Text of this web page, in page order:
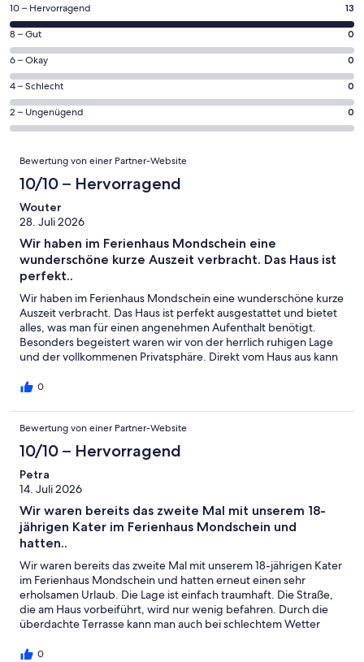
einem
neuen
Fenster
geöffnet
13
von
insgesamt
13
Gästebewertungen
haben
eine
Bewertung
10
10 – Hervorragend 13
0
von
insgesamt
13
Gästebewertungen
haben
Bewertung
Gut
8 – Gut 0
0
von
insgesamt
13
Gästebewertungen
eine
Bewertung
Okay
6 – Okay 0
0
von
insgesamt
Gästebewertungen
eine
Bewertung
von
Schlecht
4 – Schlecht 0
0
von
Gästebewertungen
eine
von
Ungenügend
2 – Ungenügend 0
Bewertungen
Bewertung von einer Partner-Website
10/10 – Hervorragend
Wouter
28. Juli 2026
Wir haben im Ferienhaus Mondschein eine
wunderschöne kurze Auszeit verbracht. Das Haus ist
perfekt..
Wir haben im Ferienhaus Mondschein eine wunderschöne kurze
Auszeit verbracht. Das Haus ist perfekt ausgestattet und bietet
alles, was man für einen angenehmen Aufenthalt benötigt.
Besonders begeistert waren wir von der herrlich ruhigen Lage
und der vollkommenen Privatsphäre. Direkt vom Haus aus kann
Wälder unternehmen. Für uns und unseren Hund war das ideal.
und jederzeit gut erreichbar. Wir haben uns rundum
wohlgefühlt und können das Ferienhaus Mondschein von
Herzen weiterempfehlen. Vielen Dank für den schönen
Aufenthalt. Wir kommen sehr gerne wieder!
0
Bewertung von einer Partner-Website
10/10 – Hervorragend
Petra
14. Juli 2026
Wir waren bereits das zweite Mal mit unserem 18-
jährigen Kater im Ferienhaus Mondschein und
hatten..
Wir waren bereits das zweite Mal mit unserem 18-jährigen Kater
im Ferienhaus Mondschein und hatten erneut einen sehr
erholsamen Urlaub. Die Lage ist einfach traumhaft. Die Straße,
die am Haus vorbeiführt, wird nur wenig befahren. Durch die
überdachte Terrasse kann man auch bei schlechtem Wetter
Pelletofen für Gemütlichkeit im Haus. Die Vermieter sind
0